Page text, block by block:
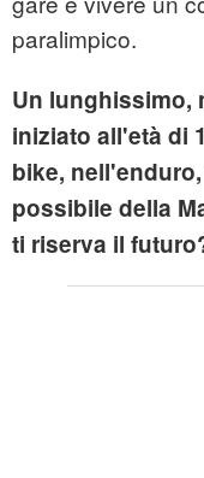
paralimpico.
Un lunghissimo,
iniziato all'età di
bike,
possibile della
ti riserva il